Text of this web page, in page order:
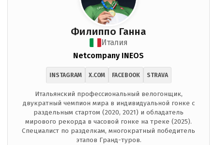
Филиппо Ганна
Италия
Netcompany INEOS
INSTAGRAM X.COM FACEBOOK STRAVA
Итальянский профессиональный велогонщик,
двукратный чемпион мира в индивидуальной гонке с
раздельным стартом (2020, 2021) и обладатель
мирового рекорда в часовой гонке на треке (2025).
Специалист по разделкам, многократный победитель
этапов Гранд-туров.